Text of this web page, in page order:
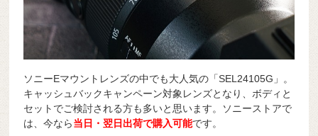
ソニーEマウントレンズの中でも大人気の「SEL24105G」。
キャッシュバックキャンペーン対象レンズとなり、ボディと
セットでご検討される方も多いと思います。ソニーストアで
は、今なら当日・翌日出荷で購入可能です。